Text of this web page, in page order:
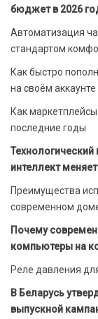
бюджет в 2026
Автоматизация
стандартом
Как быстро
на своём аккаунте
Как
последние годы
интеллект
Преимущества
современном
Почему
компьютеры на
Реле давления
В Беларусь
выпускной